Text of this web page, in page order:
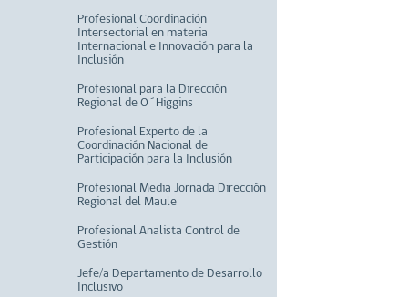
Profesional Coordinación
Intersectorial en materia
Internacional e Innovación para la
Inclusión
Profesional para la Dirección
Regional de O´Higgins
Profesional Experto de la
Coordinación Nacional de
Participación para la Inclusión
Profesional Media Jornada Dirección
Regional del Maule
Profesional Analista Control de
Gestión
Jefe/a Departamento de Desarrollo
Inclusivo